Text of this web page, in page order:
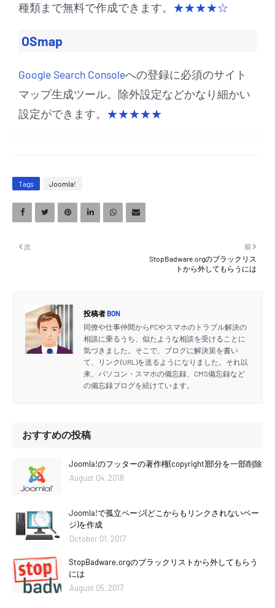
種類まで無料で作成できます。 ★★★★☆
OSmap
Google Search Consoleへの登録に必須のサイト
マップ生成ツール。除外設定などかなり細かい
設定ができます。 ★★★★★
Tags Joomla!
前
StopBadware.orgのブラックリス
トから外してもらうには
次
投稿者BON
同僚や仕事仲間からPCやスマホのトラブル解決の
相談に乗るうち、似たような相談を受けることに
気づきました。そこで、ブログに解決策を書い
て、リンク(URL)を送るようになりました。それ以
来、パソコン・スマホの備忘録、CMS備忘録など
の備忘録ブログを続けています。
おすすめの投稿
Joomla!のフッターの著作権(copyright)部分を一部削除
August 04, 2018
Joomla!で孤立ページ(どこからもリンクされないペー
ジ)を作成
October 01, 2017
StopBadware.orgのブラックリストから外してもらう
には
August 05, 2017